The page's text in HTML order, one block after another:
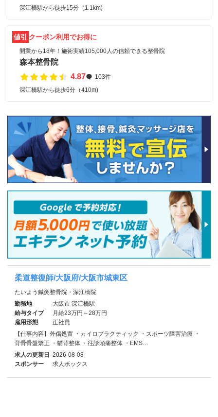
深江橋駅から徒歩15分（1.1km)
値引 クーポン利用でお得に
開業から18年！施術実績105,000人の信頼できる整骨院
森本整骨院
4.87
103件
深江橋駅から徒歩6分（410m)
柔道整復師/大阪府/大阪市城東区
たいよう鍼灸整骨院・深江橋院
勤務地
大阪市 深江橋駅
給与タイプ
月給23万円～28万円
雇用形態
正社員
【仕事内容】外傷処置 ・カイロプラクティック ・スポーツ障害治療 ・
背骨骨盤矯正 ・猫背整体 ・往診頭痛整体 ・EMS…
求人の更新日 2026-08-08
スポンサー
求人ボックス